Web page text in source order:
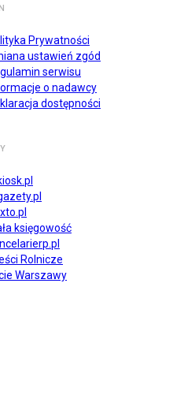
Prywatności
ustawień zgód
serwisu
o nadawcy
dostępności
księgowość
Rolnicze
Warszawy